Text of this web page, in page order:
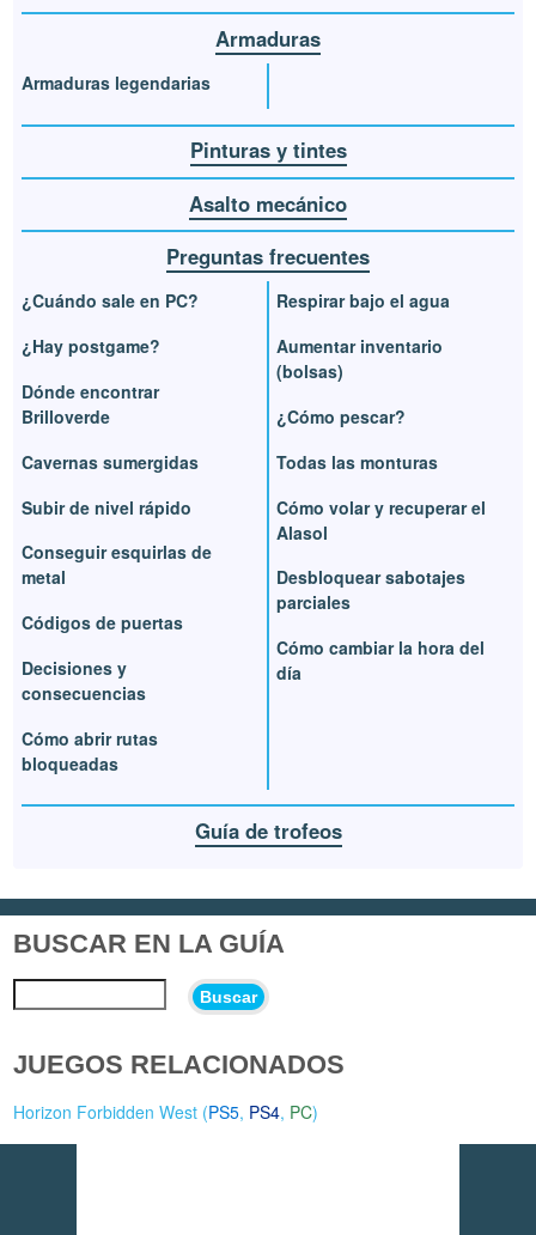
Armaduras
Armaduras legendarias
Pinturas y tintes
Asalto mecánico
Preguntas frecuentes
¿Cuándo sale en PC?
¿Hay postgame?
Dónde encontrar
Brilloverde
Cavernas sumergidas
Subir de nivel rápido
Conseguir esquirlas de
metal
Códigos de puertas
Decisiones y
consecuencias
Cómo abrir rutas
bloqueadas
Respirar bajo el agua
Aumentar inventario
(bolsas)
¿Cómo pescar?
Todas las monturas
Cómo volar y recuperar el
Alasol
Desbloquear sabotajes
parciales
Cómo cambiar la hora del
día
Guía de trofeos
BUSCAR EN LA GUÍA
Buscar
JUEGOS RELACIONADOS
Horizon Forbidden West (PS5, PS4, PC)